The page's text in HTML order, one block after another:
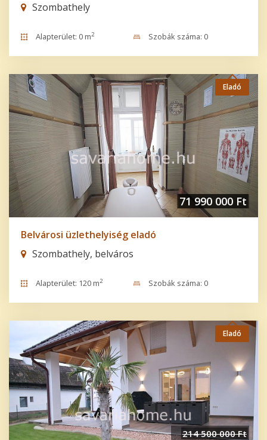
Szombathely
Alapterület: 0 m2 Szobák száma: 0
Eladó
71 990 000 Ft
Belvárosi üzlethelyiség eladó
Szombathely, belváros
Alapterület: 120 m2 Szobák száma: 0
Eladó
214 500 000 Ft